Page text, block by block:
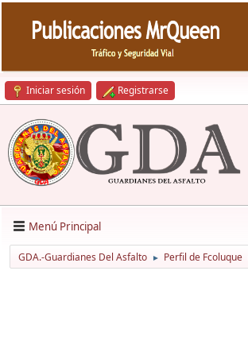
Iniciar sesión Registrarse
Menú Principal
GDA.-Guardianes Del Asfalto ► Perfil de Fcoluque